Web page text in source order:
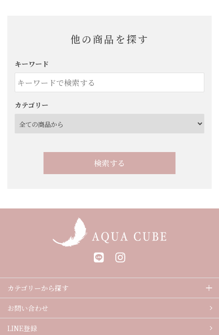
他の商品を探す
キーワード
カテゴリー
検索する
カテゴリーから探す
お問い合わせ
LINE登録